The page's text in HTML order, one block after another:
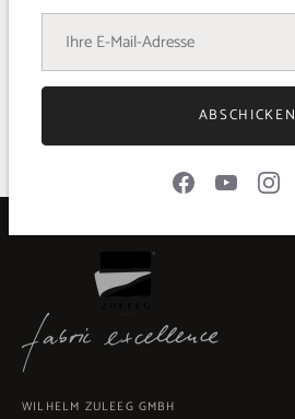
Details
STOFFBREITE 140 cm
MATERIAL 100% Acetat
ARTIKELNR. 2200-25726ABSCHICKEN
WILHELM ZULEEG GMBH